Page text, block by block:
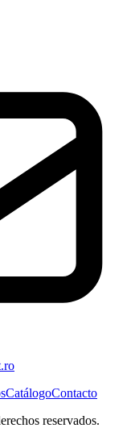
CatálogoContacto
reservados.